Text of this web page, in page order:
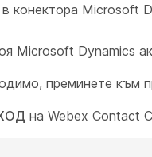
конектора Microsoft
Microsoft Dynamics
преминете към
на Webex Contact